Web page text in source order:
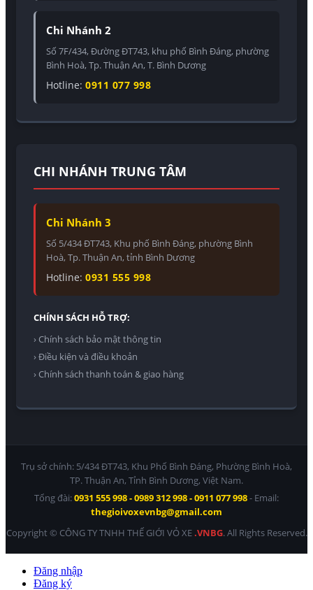
Chi Nhánh 2
Số 7F/434, Đường ĐT743, khu phố Bình Đáng, phường
Bình Hoà, Tp. Thuận An, T. Bình Dương
Hotline: 0911 077 998
CHI NHÁNH TRUNG TÂM
Chi Nhánh 3
Số 5/434 ĐT743, Khu phố Bình Đáng, phường Bình
Hoà, Tp. Thuận An, tỉnh Bình Dương
Hotline: 0931 555 998
CHÍNH SÁCH HỖ TRỢ:
› Chính sách bảo mật thông tin
› Điều kiện và điều khoản
› Chính sách thanh toán & giao hàng
Trụ sở chính: 5/434 ĐT743, Khu Phố Bình Đáng, Phường Bình Hoà,
TP. Thuận An, Tỉnh Bình Dương, Việt Nam.
Tổng đài:0931 555 998 - 0989 312 998 - 0911 077 998- Email:
thegioivoxevnbg@gmail.com
Copyright © CÔNG TY TNHH THẾ GIỚI VỎ XE.VNBG. All Rights Reserved.
Đăng nhập
Đăng ký